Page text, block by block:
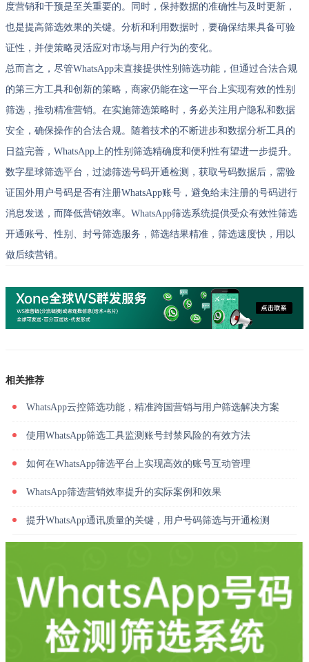
度营销和干预是至关重要的。同时，保持数据的准确性与及时更新，
也是提高筛选效果的关键。分析和利用数据时，要确保结果具备可验
证性，并使策略灵活应对市场与用户行为的变化。
总而言之，尽管WhatsApp未直接提供性别筛选功能，但通过合法合规
的第三方工具和创新的策略，商家仍能在这一平台上实现有效的性别
筛选，推动精准营销。在实施筛选策略时，务必关注用户隐私和数据
安全，确保操作的合法合规。随着技术的不断进步和数据分析工具的
日益完善，WhatsApp上的性别筛选精确度和便利性有望进一步提升。
数字星球筛选平台，过滤筛选号码开通检测，获取号码数据后，需验
证国外用户号码是否有注册WhatsApp账号，避免给未注册的号码进行
消息发送，而降低营销效率。WhatsApp筛选系统提供受众有效性筛选
开通账号、性别、封号筛选服务，筛选结果精准，筛选速度快，用以
做后续营销。
相关推荐
WhatsApp云控筛选功能，精准跨国营销与用户筛选解决方案
使用WhatsApp筛选工具监测账号封禁风险的有效方法
如何在WhatsApp筛选平台上实现高效的账号互动管理
WhatsApp筛选营销效率提升的实际案例和效果
提升WhatsApp通讯质量的关键，用户号码筛选与开通检测